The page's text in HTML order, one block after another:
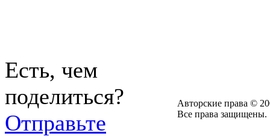
Есть, чем
поделиться?
Отправьте
Авторские права ©
Все права защищены.